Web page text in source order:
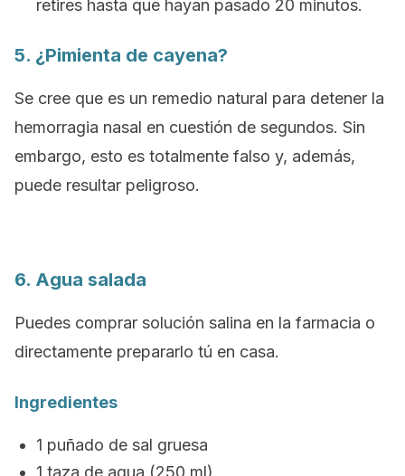
retires hasta que hayan pasado 20 minutos.
5. ¿Pimienta de cayena?
Se cree que es un remedio natural para detener la
hemorragia nasal en cuestión de segundos. Sin
embargo, esto es totalmente falso y, además,
puede resultar peligroso.
6. Agua salada
Puedes comprar solución salina en la farmacia o
directamente prepararlo tú en casa.
Ingredientes
1 puñado de sal gruesa
1 taza de agua (250 ml)